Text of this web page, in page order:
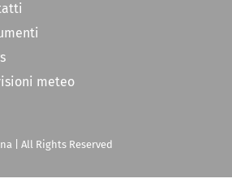
meteo
| All Rights Reserved